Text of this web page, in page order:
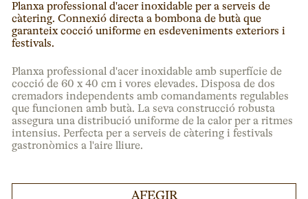
Planxa professional d'acer inoxidable per a serveis de
càtering. Connexió directa a bombona de butà que
garanteix cocció uniforme en esdeveniments exteriors i
festivals.
Planxa professional d'acer inoxidable amb superfície de
cocció de 60 x 40 cm i vores elevades. Disposa de dos
cremadors independents amb comandaments regulables
que funcionen amb butà. La seva construcció robusta
assegura una distribució uniforme de la calor per a ritmes
intensius. Perfecta per a serveis de càtering i festivals
gastronòmics a l'aire lliure.
AFEGIR